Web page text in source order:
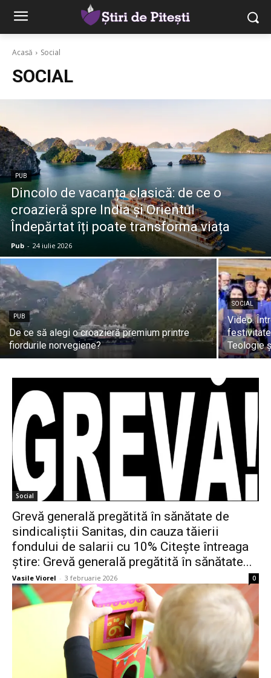
Acasă Social
SOCIAL
PUB
Dincolo de vacanța clasică: de ce o
croazieră spre India și Orientul
Îndepărtat îți poate transforma viața
Pub - 24 iulie 2026
PUB
De ce să alegi o croazieră premium printre
fiordurile norvegiene?
SOCIAL
Video.
Teologie
Social
Grevă generală pregătită în sănătate de
sindicaliștii Sanitas, din cauza tăierii
fondului de salarii cu 10% Citeşte întreaga
ştire: Grevă generală pregătită în sănătate...
Vasile Viorel - 3 februarie 2026 0